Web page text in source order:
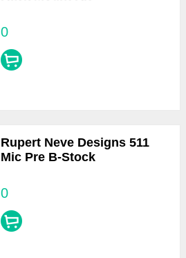
0
Rupert Neve Designs 511
Mic Pre B-Stock
0